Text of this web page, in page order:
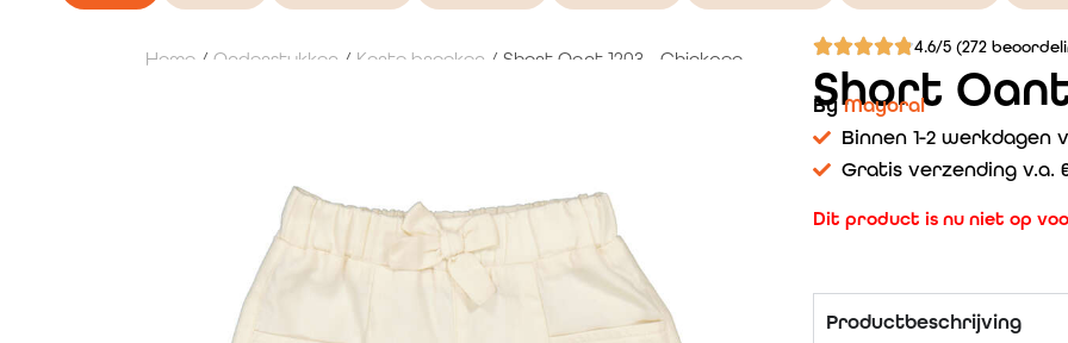
Home / Onderstukken / Korte broeken / Short Oant 1203 – Chickpea
4.6/5 (272
Short
ByMayoral
Binnen 1-2 werkdagen
Gratis verzending v.a.
Dit product is nu niet op
Productbeschrijving